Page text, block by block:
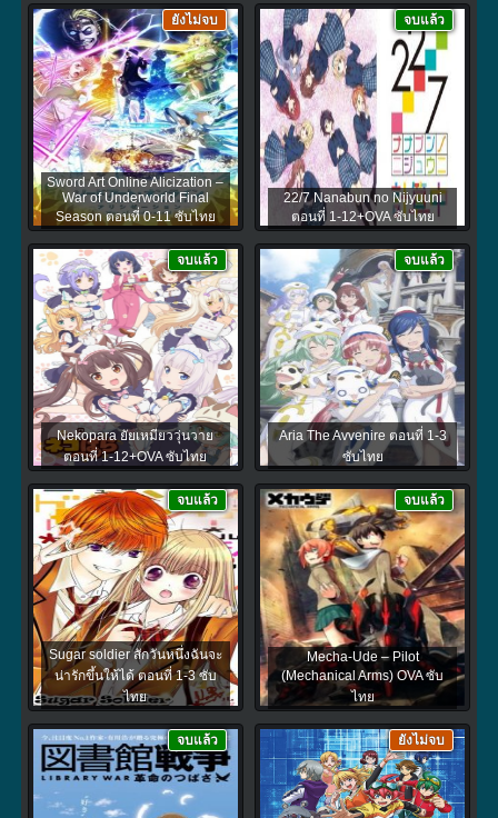
Sword Art Online Alicization –
War of Underworld Final
Season ตอนที่ 0-11 ซับไทย
ยังไม่จบ
22/7 Nanabun no Nijyuuni
ตอนที่ 1-12+OVA ซับไทย
จบแล้ว
Nekopara ยัยเหมียววุ่นวาย
ตอนที่ 1-12+OVA ซับไทย
จบแล้ว
Aria The Avvenire ตอนที่ 1-3
ซับไทย
จบแล้ว
Sugar soldier สักวันหนึ่งฉันจะ
น่ารักขึ้นให้ได้ ตอนที่ 1-3 ซับ
ไทย
จบแล้ว
Mecha-Ude – Pilot
(Mechanical Arms) OVA ซับ
ไทย
จบแล้ว
จบแล้ว ยังไม่จบ